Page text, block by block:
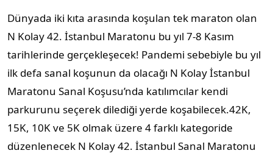
Dünyada iki kıta arasında koşulan tek maraton olan
N Kolay 42. İstanbul Maratonu bu yıl 7-8 Kasım
tarihlerinde gerçekleşecek! Pandemi sebebiyle bu yıl
ilk defa sanal koşunun da olacağı N Kolay İstanbul
Maratonu Sanal Koşusu’nda katılımcılar kendi
parkurunu seçerek dilediği yerde koşabilecek.42K,
15K, 10K ve 5K olmak üzere 4 farklı kategoride
düzenlenecek N Kolay 42. İstanbul Sanal Maratonu